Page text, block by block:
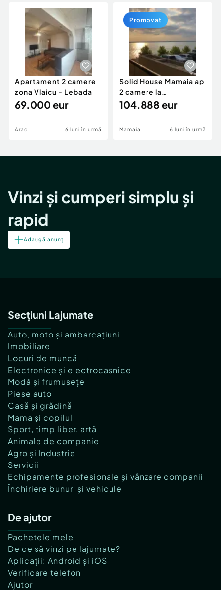
Servicii
Animale de companie
Afaceri și echipamente profesionale
Inchiriere Bunuri si Vehicule
Utilaje agricole si industriale
Piese auto si accesorii
Dacia Duster
Apartament 2 camere
zona Vlaicu - Lebada
69.000 eur
Arad 6 luni în urmă
Solid House Mamaia ap
2 camere la
cheie,langa Mega
104.888 eur
Mamaia 6 luni în urmă
Promovat
Vinzi și cumperi simplu și
rapid
Adaugă anunț
Secțiuni Lajumate
Auto, moto și ambarcațiuni
Imobiliare
Locuri de muncă
Electronice și electrocasnice
Modă și frumusețe
Piese auto
Casă și grădină
Mama și copilul
Sport, timp liber, artă
Animale de companie
Agro și Industrie
Servicii
Echipamente profesionale și vânzare companii
Închiriere bunuri și vehicule
De ajutor
Pachetele mele
De ce să vinzi pe lajumate?
Aplicații: Android și iOS
Verificare telefon
Ajutor